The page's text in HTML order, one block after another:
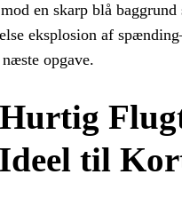
en skarp blå baggrund
eksplosion af
opgave.
til